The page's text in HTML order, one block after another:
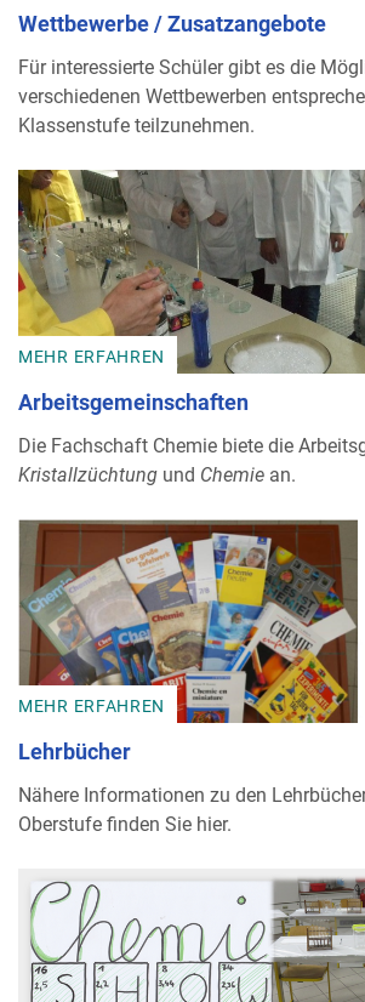
Wettbewerbe / Zusatzangebote
Für interessierte Schüler gibt es die
verschiedenen Wettbewerben
Klassenstufe teilzunehmen.
MEHR ERFAHREN
Arbeitsgemeinschaften
Die Fachschaft Chemie biete die
Kristallzüchtung und Chemie an.
MEHR ERFAHREN
Lehrbücher
Nähere Informationen zu den
Oberstufe finden Sie hier.